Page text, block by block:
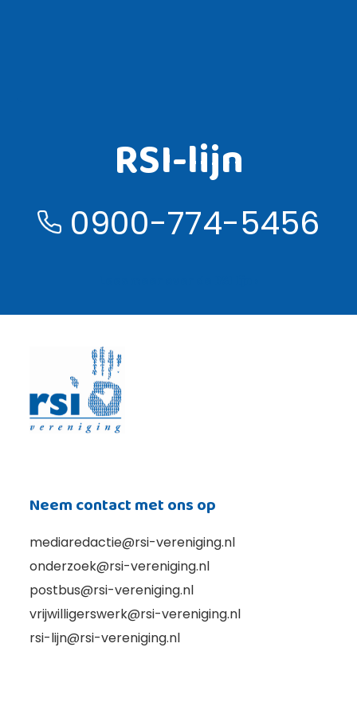
RSI-lijn
0900-774-5456
Neem contact met ons op
mediaredactie@rsi-vereniging.nl
onderzoek@rsi-vereniging.nl
postbus@rsi-vereniging.nl
vrijwilligerswerk@rsi-vereniging.nl
rsi-lijn@rsi-vereniging.nl